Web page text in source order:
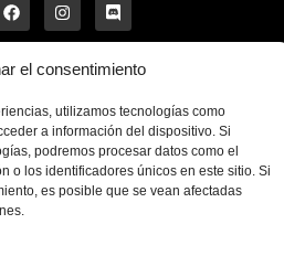
el consentimiento
utilizamos tecnologías como
a información del dispositivo. Si
podremos procesar datos como el
o los identificadores únicos en este sitio. Si
es posible que se vean afectadas
Pie de imprenta
Condiciones de servicio
Política de privacidad
Galletas